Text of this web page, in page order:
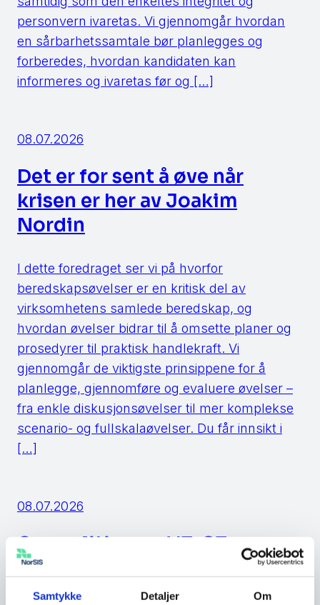
Samtykke Detaljer Om
personvern ivaretas. Vi gjennomgår hvordan
en sårbarhetssamtale bør planlegges og
forberedes, hvordan kandidaten kan
informeres og ivaretas før og […]
08.07.2026
Det er for sent å øve når
krisen er her av Joakim
Nordin
I dette foredraget ser vi på hvorfor
beredskapsøvelser er en kritisk del av
virksomhetens samlede beredskap, og
hvordan øvelser bidrar til å omsette planer og
prosedyrer til praktisk handlekraft. Vi
gjennomgår de viktigste prinsippene for å
planlegge, gjennomføre og evaluere øvelser –
fra enkle diskusjonsøvelser til mer komplekse
scenario- og fullskalaøvelser. Du får innsikt i
[…]
08.07.2026
Geopolitics and IT-OT
Convergence av Raymond
Andre Hagen